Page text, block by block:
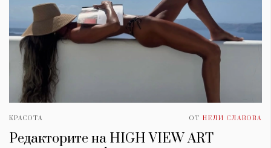
КРАСОТА ОТ НЕЛИ СЛАВОВА
Редакторите на HIGH VIEW ART